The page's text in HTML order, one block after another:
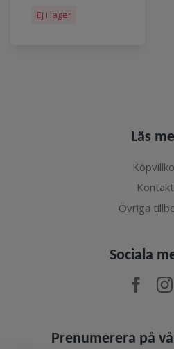
Ej i lager
Läs
Kontakt
Övriga
Sociala
Prenumerera på